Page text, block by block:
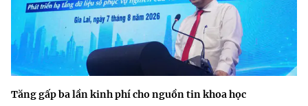
Tăng gấp ba lần kinh phí cho nguồn tin khoa học